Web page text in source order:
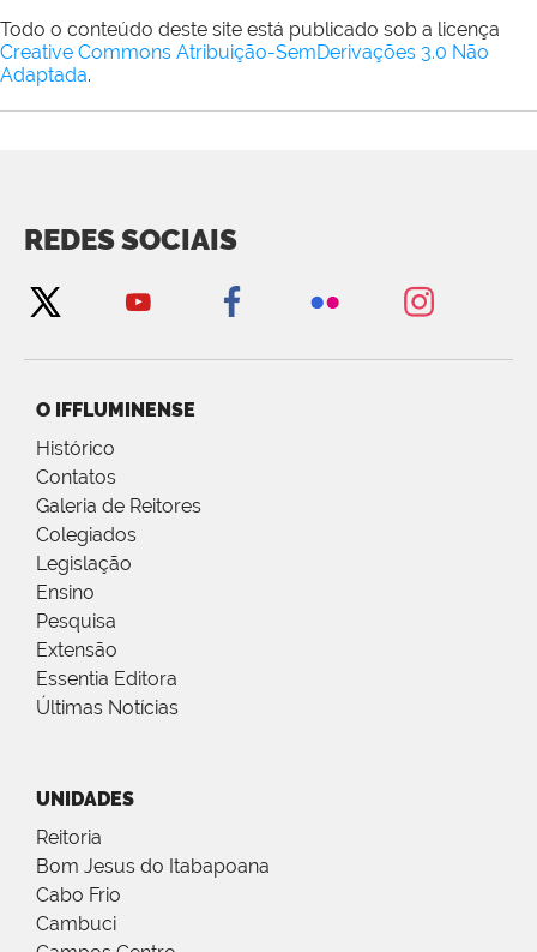
Todo o conteúdo deste site está publicado sob a licença
Creative Commons Atribuição-SemDerivações 3.0 Não
Adaptada.
REDES SOCIAIS
O IFFLUMINENSE
Histórico
Contatos
Galeria de Reitores
Colegiados
Legislação
Ensino
Pesquisa
Extensão
Essentia Editora
Últimas Notícias
UNIDADES
Reitoria
Bom Jesus do Itabapoana
Cabo Frio
Cambuci